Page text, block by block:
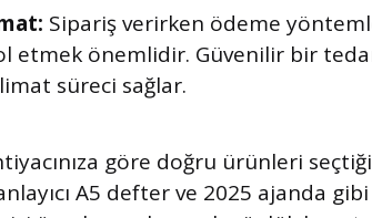
Sipariş verirken ödeme
etmek önemlidir. Güvenilir bir
süreci sağlar.
göre doğru ürünleri
A5 defter ve 2025 ajanda